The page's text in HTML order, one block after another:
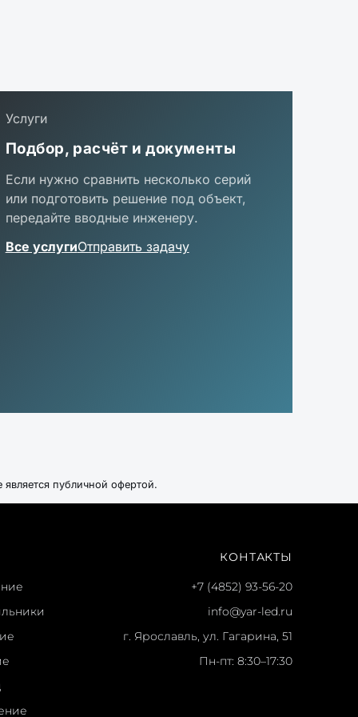
Услуги
Подбор, расчёт и документы
Если нужно сравнить несколько серий
или подготовить решение под объект,
передайте вводные инженеру.
Все услугиОтправить задачу
публичной офертой.
КОНТАКТЫ
+7 (4852) 93-56-20
info@yar-led.ru
г. Ярославль, ул. Гагарина, 51
Пн-пт: 8:30–17:30